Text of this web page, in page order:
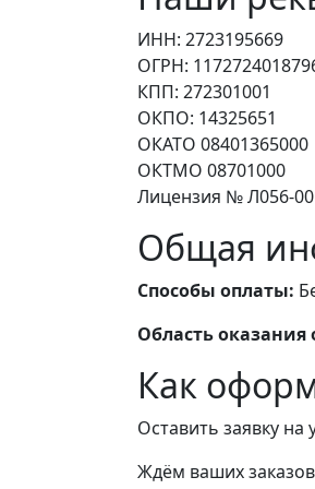
ИНН: 2723195669
ОГРН:
КПП: 272301001
ОКПО: 14325651
ОКАТО 08401365000
ОКТМО 08701000
Лицензия № Л056-
Общая
Способы оплаты:
Область оказания
Как
Оставить заявку на
Ждём ваших